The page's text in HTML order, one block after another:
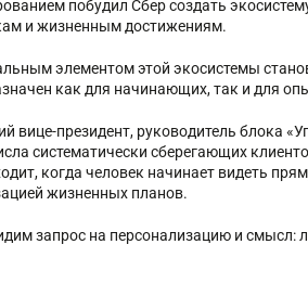
побудил Сбер создать
и жизненным достижениям.
элементом этой экосистемы
как для начинающих, так и для
вице-президент, руководитель блока
систематически сберегающих
когда человек начинает видеть
жизненных планов.
запрос на персонализацию и смысл: